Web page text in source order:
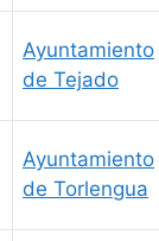
Ayuntamiento
de Tejado
Ayuntamiento
de Torlengua